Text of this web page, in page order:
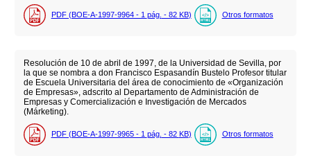
PDF (BOE-A-1997-9964 - 1 pág. - 82 KB) Otros formatos
Resolución de 10 de abril de 1997, de la Universidad de Sevilla, por
la que se nombra a don Francisco Espasandín Bustelo Profesor titular
de Escuela Universitaria del área de conocimiento de «Organización
de Empresas», adscrito al Departamento de Administración de
Empresas y Comercialización e Investigación de Mercados
(Márketing).
PDF (BOE-A-1997-9965 - 1 pág. - 82 KB) Otros formatos